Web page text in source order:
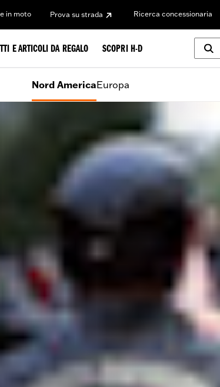
in moto Prova su strada Ricerca concessionaria
E ARTICOLI DA REGALO SCOPRI H-D
Nord AmericaEuropa